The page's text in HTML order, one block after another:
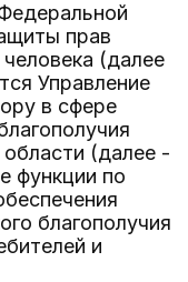
прав
(далее
Управление
в сфере
области (далее -
функции по
благополучия
и